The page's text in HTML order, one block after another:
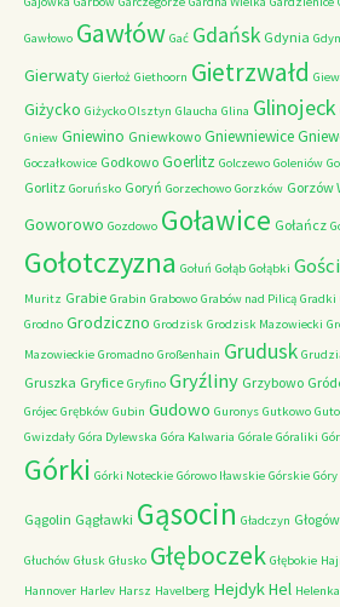
Gawłowo Gawłów Gać Gdańsk Gdynia
Gierwaty Gierłoż Giethoorn Gietrzwałd
Giżycko Giżycko Olsztyn Glaucha Glina Glinojeck
Gniew Gniewino Gniewkowo Gniewniewice
Goczałkowice Godkowo Goerlitz Golczewo Goleniów
Gorlitz Goruńsko Goryń Gorzechowo Gorzków Gorzów
Goworowo Gozdowo Goławice Gołańcz
Gołotczyzna Gołuń Gołąb Gołąbki
Muritz Grabie Grabin Grabowo Grabów nad Pilicą Gradki
Grodno Grodziczno Grodzisk Grodzisk Mazowiecki
Mazowieckie Gromadno Großenhain Grudusk
Gruszka Gryfice Gryfino Gryźliny Grzybowo
Grójec Grębków Gubin Gudowo Guronys Gutkowo
Gwizdały Góra Dylewska Góra Kalwaria Górale Góraliki
Górki Górki Noteckie Górowo Iławskie Górskie
Gągolin Gągławki Gąsocin Gładczyn Głogów
Głuchów Głusk Głusko Głęboczek Głębokie
Hannover Harlev Harsz Havelberg HejdykHel Helenka